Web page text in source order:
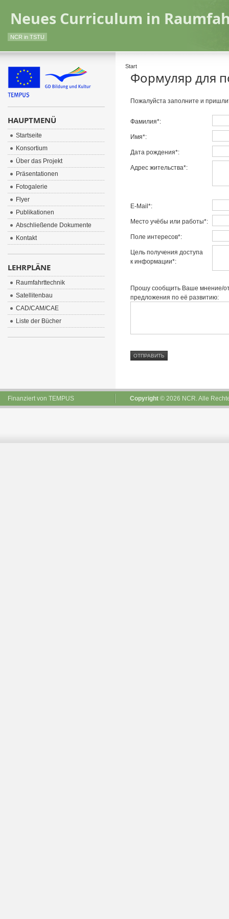
Neues Curriculum in
NCR in TSTU
Start
Пожалуйста заполните и
Фамилия*:
Имя*:
Дата рождения*:
Адрес жительства*:
E-Mail*:
Место учёбы или работы*:
Поле интересов*:
Цель получения доступа
к информации*:
Прошу сообщить Ваше мнение/
предложения по её развитию:
Формуляр для
HAUPTMENÜ
Startseite
Konsortium
Über das Projekt
Präsentationen
Fotogalerie
Flyer
Publikationen
Abschließende Dokumente
Kontakt
LEHRPLÄNE
Raumfahrttechnik
Satellitenbau
CAD/CAM/CAE
Liste der Bücher
Finanziert von TEMPUS Copyright © 2026 NCR. Alle